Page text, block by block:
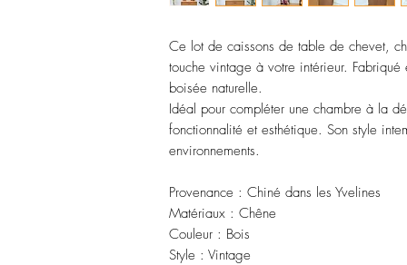
Ce lot de caissons de table de chevet,
touche vintage à votre intérieur.
boisée naturelle.
Idéal pour compléter une chambre à la
fonctionnalité et esthétique. Son style
environnements.
Provenance : Chiné dans les Yvelines
Matériaux : Chêne
Couleur : Bois
Style : Vintage